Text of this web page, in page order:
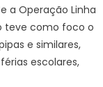
a Operação Linha
teve como foco o
e similares,
escolares,